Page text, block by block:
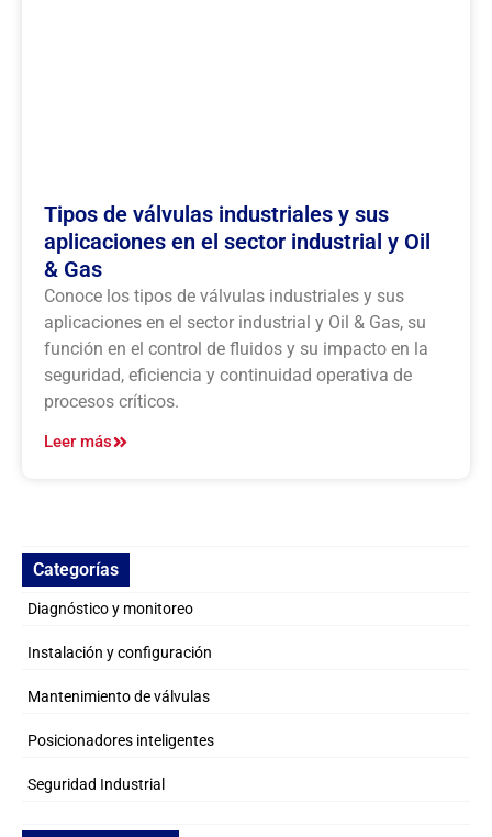
Tipos de válvulas industriales y sus
aplicaciones en el sector industrial y Oil
& Gas
Conoce los tipos de válvulas industriales y sus
aplicaciones en el sector industrial y Oil & Gas, su
función en el control de fluidos y su impacto en la
seguridad, eficiencia y continuidad operativa de
procesos críticos.
Leer más
Categorías
Diagnóstico y monitoreo
Instalación y configuración
Mantenimiento de válvulas
Posicionadores inteligentes
Seguridad Industrial